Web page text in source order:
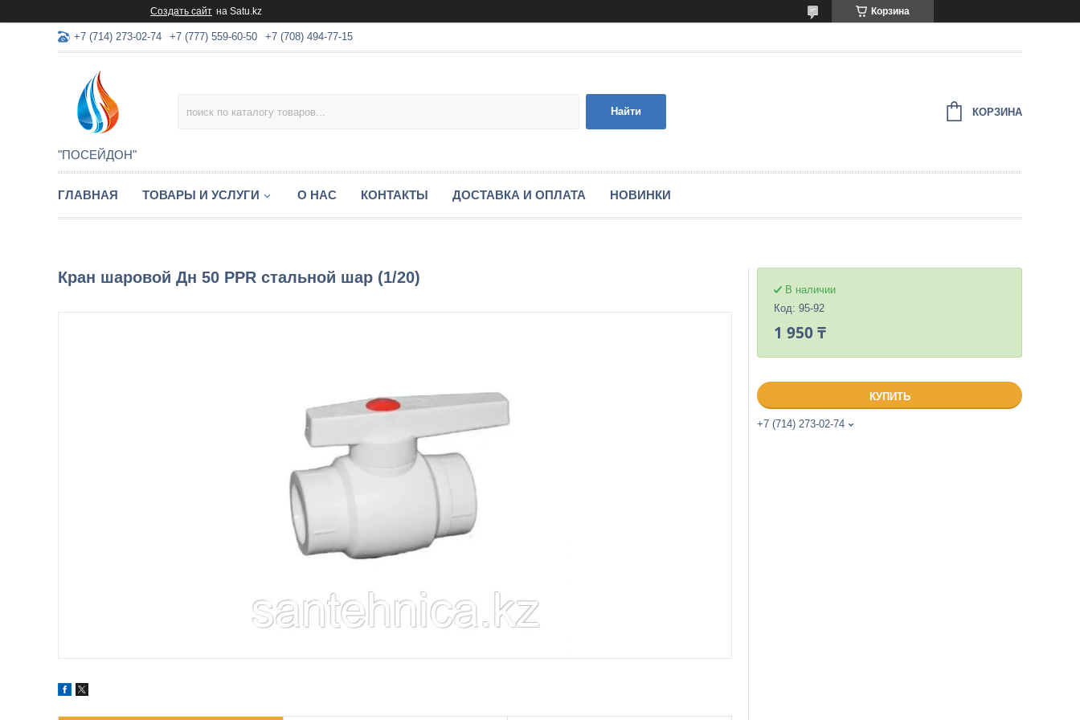
Создать сайт на Satu.kz Корзина
+7 (714) 273-02-74 +7 (777) 559-60-50 +7 (708) 494-77-15
"ПОСЕЙДОН"
Найти КОРЗИНА
ГЛАВНАЯ ТОВАРЫ И УСЛУГИ О НАС КОНТАКТЫ ДОСТАВКА И ОПЛАТА НОВИНКИ
Кран шаровой Дн 50 PPR стальной шар (1/20)
В наличии
Код: 95-92
1 950 ₸
КУПИТЬ
+7 (714) 273-02-74